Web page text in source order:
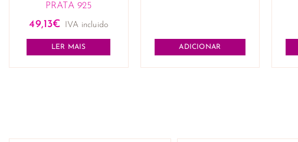
PRATA 925
49,13€ IVA incluido
LER MAIS ADICIONAR